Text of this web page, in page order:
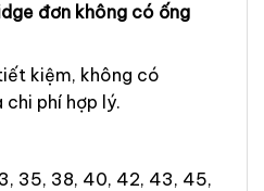
đơn không có ống
kiệm, không có
phí hợp lý.
35, 38, 40, 42, 43, 45,